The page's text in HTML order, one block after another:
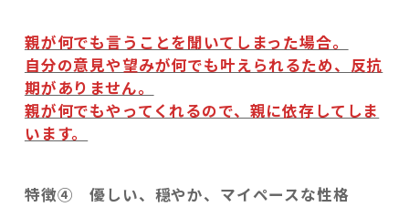
親が何でも言うことを聞いてしまった場合。
自分の意見や望みが何でも叶えられるため、反抗
期がありません。
親が何でもやってくれるので、親に依存してしま
います。
特徴④ 優しい、穏やか、マイペースな性格